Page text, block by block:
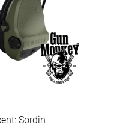
USA kal.
6 700,00 zł
6 700,00 zł
Sordin